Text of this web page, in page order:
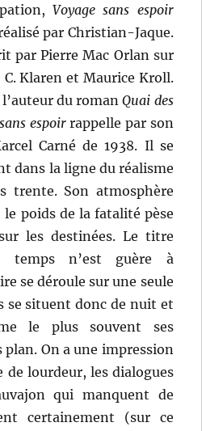
Voyage sans espoir
par Christian-Jaque.
par Pierre Mac Orlan sur
Klaren et Maurice Kroll.
du romanQuai des
espoirrappelle par son
Carné de 1938. Il se
dans la ligne du réalisme
trente. Son atmosphère
poids de la fatalité pèse
les destinées. Le titre
temps n’est guère à
se déroule sur une seule
se situent donc de nuit et
le plus souvent ses
plan. On a une impression
de lourdeur, les dialogues
qui manquent de
certainement (sur ce